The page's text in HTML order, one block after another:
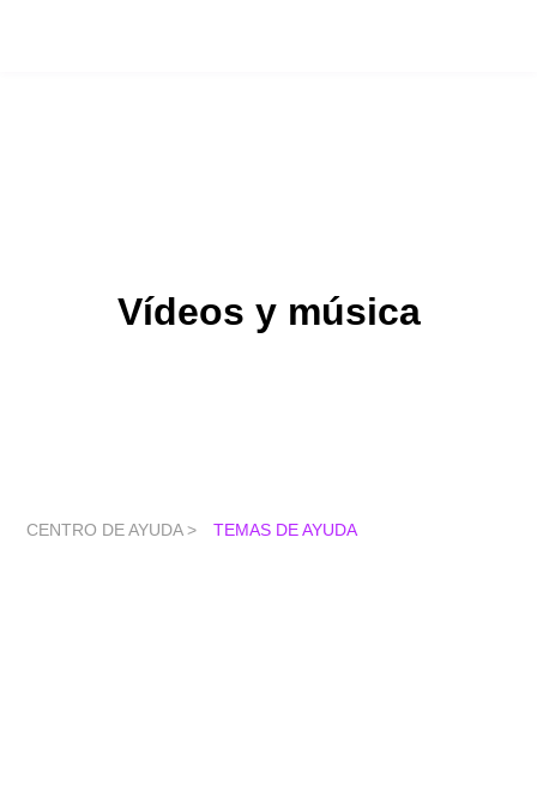
Vídeos y música
CENTRO DE AYUDA > TEMAS DE AYUDA